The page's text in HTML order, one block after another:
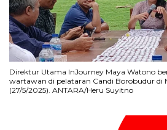
Direktur Utama InJourney Maya Watono
wartawan di pelataran Candi Borobudur di
(27/5/2025). ANTARA/Heru Suyitno